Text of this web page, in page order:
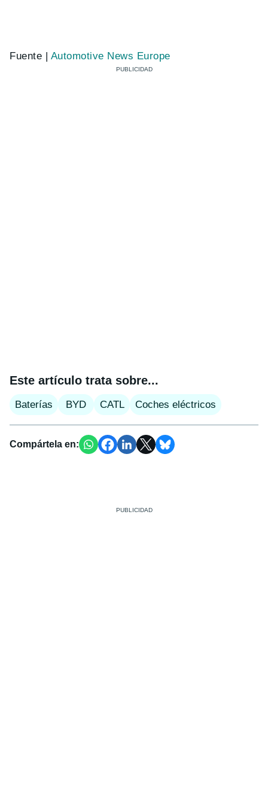
Fuente | Automotive News Europe
Este artículo trata sobre...
Baterías BYD CATL Coches eléctricos
Compártela en: